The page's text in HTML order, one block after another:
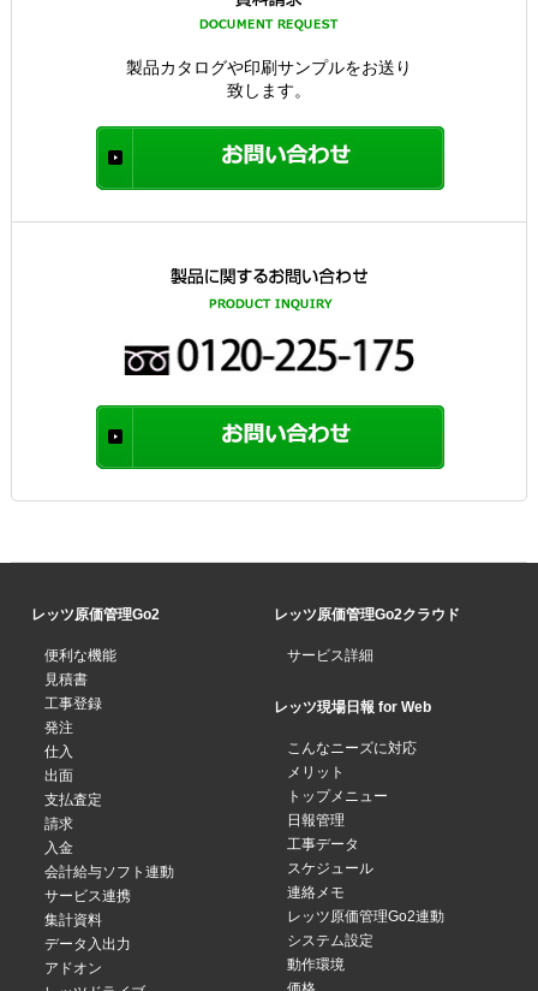
製品カタログや印刷サンプルをお送り
致します。
レッツ原価管理Go2
便利な機能
見積書
工事登録
発注
仕入
出面
支払査定
請求
入金
会計給与ソフト連動
サービス連携
集計資料
データ入出力
アドオン
レッツ原価管理Go2クラウド
サービス詳細
レッツ現場日報 for Web
こんなニーズに対応
メリット
トップメニュー
日報管理
工事データ
スケジュール
連絡メモ
レッツ原価管理Go2連動
システム設定
動作環境